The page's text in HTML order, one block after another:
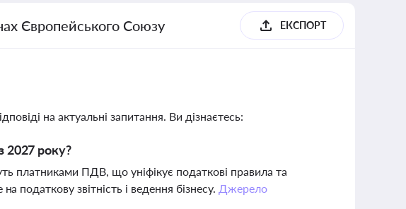
Європейського Союзу ЕКСПОРТ
на актуальні запитання. Ви дізнаєтесь:
2027 року?
платниками ПДВ, що уніфікує податкові правила та
звітність і ведення бізнесу. Джерело